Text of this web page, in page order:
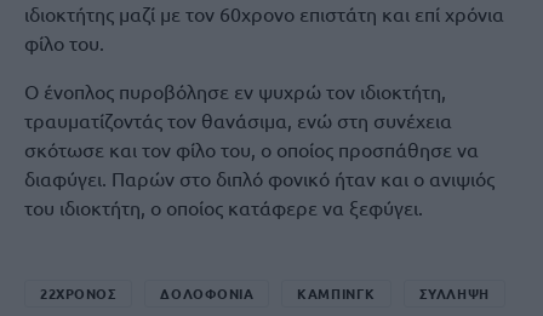
ιδιοκτήτης μαζί με τον 60χρονο επιστάτη και επί χρόνια
φίλο του.
Ο ένοπλος πυροβόλησε εν ψυχρώ τον ιδιοκτήτη,
τραυματίζοντάς τον θανάσιμα, ενώ στη συνέχεια
σκότωσε και τον φίλο του, ο οποίος προσπάθησε να
διαφύγει. Παρών στο διπλό φονικό ήταν και ο ανιψιός
του ιδιοκτήτη, ο οποίος κατάφερε να ξεφύγει.
22ΧΡΟΝΟΣ ΔΟΛΟΦΟΝΙΑ ΚΑΜΠΙΝΓΚ ΣΥΛΛΗΨΗ